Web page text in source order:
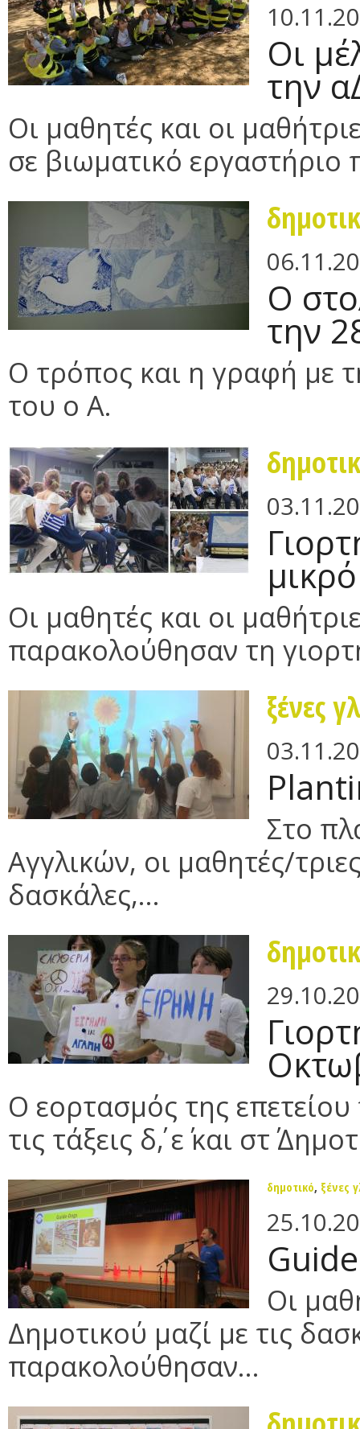
Οι
την
Οι μαθητές και οι
σε βιωματικό εργαστήριο
Ο
την
Ο τρόπος και η γραφή με
του ο Α.
Οι μαθητές και οι
παρακολούθησαν τη
ξένες
Στο
Αγγλικών, οι μαθητές/
δασκάλες,...
Ο εορτασμός της
τις τάξεις δ΄, ε΄ και στ΄
δημοτικό, ξένες
Οι
Δημοτικού μαζί με τις
παρακολούθησαν...